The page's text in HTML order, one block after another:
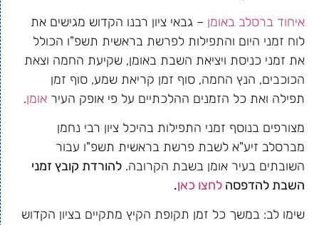
איחוד ברסלב באומן – גבאי ציון רבנו הקדוש מגישים את
לוח זמני היום והתפילות לפרשת בראשית תשפ"ו הכולל
את זמני כניסת ויציאת השבת באומן, שקיעת החמה וצאת
הכוכבים, הנץ החמה, סוף זמן קריאת שמע, סוף זמן
תפילה ואת כל הזמנים ההלכתיים על פי אופק העיר אומן.
מצורפים בנוסף זמני התפילות בהיכל ציון רבי נחמן
מברסלב זיע"א לשבת פרשת בראשית תשפ"ו עבור
השובתים בעיר אומן בשבת הקרובה. להורדת קובץ זמני
השבת להדפסה לחצו כאן.
שימו לב: במשך כל זמן תקופת הקיץ מתקיים בציון הקדוש